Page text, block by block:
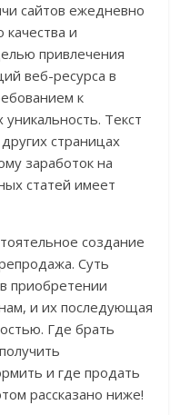
сайтов ежедневно
и
привлечения
веб-ресурса в
к
Текст
страницах
заработок на
статей имеет
создание
Суть
приобретении
и их последующая
Где брать
и где продать
рассказано ниже!